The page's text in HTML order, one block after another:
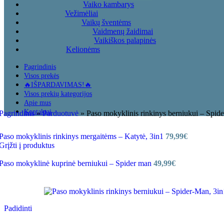
Vaiko kambarys
Vežimėliai
Vaikų šventėms
Vaidmenų žaidimai
Vaikiškos palapinės
Kelionėms
Pagrindinis
Visos prekės
🔥IŠPARDAVIMAS!🔥
Visos prekių kategorijos
Apie mus
Kontaktai
»Parduotuvė » Paso mokyklinis rinkinys berniukui –
mokyklinis rinkinys mergaitėms – Katytė, 3in1 79,99€
į produktus
mokyklinė kuprinė berniukui – Spider man 49,99€
Padidinti